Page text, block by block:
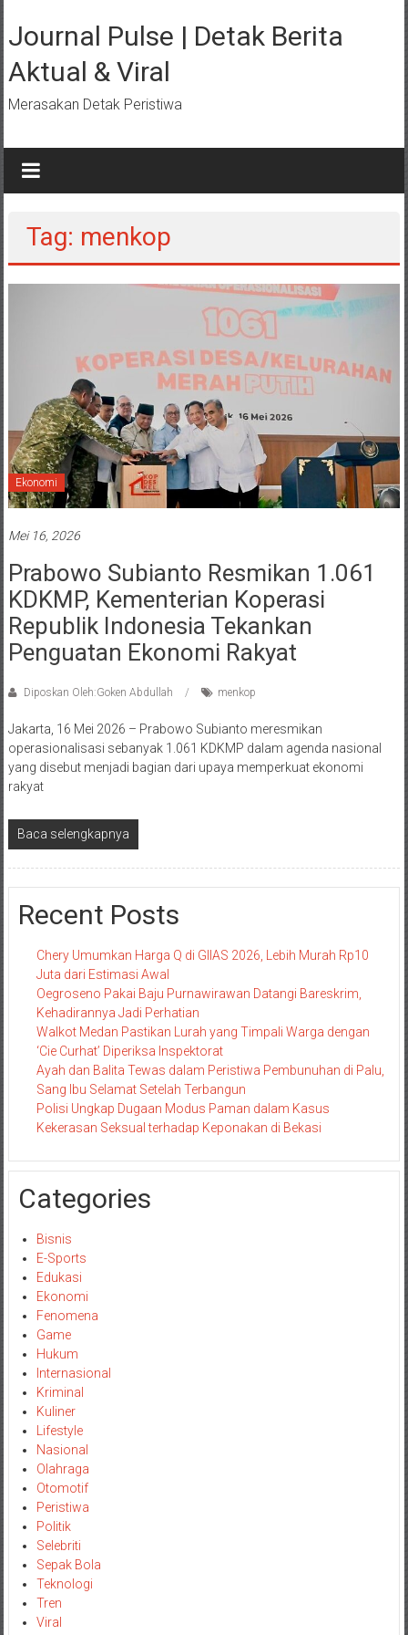
konten
Journal Pulse | Detak Berita
Aktual & Viral
Merasakan Detak Peristiwa
Tag: menkop
Ekonomi
Mei 16, 2026
Prabowo Subianto Resmikan 1.061
KDKMP, Kementerian Koperasi
Republik Indonesia Tekankan
Penguatan Ekonomi Rakyat
Diposkan Oleh:Goken Abdullah menkop
Jakarta, 16 Mei 2026 – Prabowo Subianto meresmikan
operasionalisasi sebanyak 1.061 KDKMP dalam agenda nasional
yang disebut menjadi bagian dari upaya memperkuat ekonomi
rakyat
Baca selengkapnya
Recent Posts
Chery Umumkan Harga Q di GIIAS 2026, Lebih Murah Rp10
Juta dari Estimasi Awal
Oegroseno Pakai Baju Purnawirawan Datangi Bareskrim,
Kehadirannya Jadi Perhatian
Walkot Medan Pastikan Lurah yang Timpali Warga dengan
‘Cie Curhat’ Diperiksa Inspektorat
Ayah dan Balita Tewas dalam Peristiwa Pembunuhan di Palu,
Sang Ibu Selamat Setelah Terbangun
Polisi Ungkap Dugaan Modus Paman dalam Kasus
Kekerasan Seksual terhadap Keponakan di Bekasi
Categories
Bisnis
E-Sports
Edukasi
Ekonomi
Fenomena
Game
Hukum
Internasional
Kriminal
Kuliner
Lifestyle
Nasional
Olahraga
Otomotif
Peristiwa
Politik
Selebriti
Sepak Bola
Teknologi
Tren
Viral